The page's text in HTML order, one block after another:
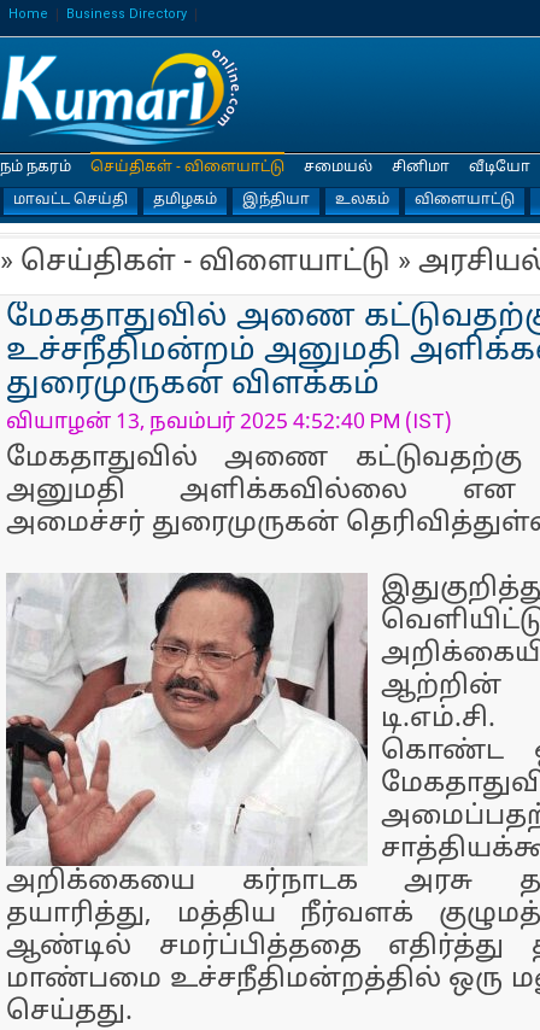
Home Business Directory
நம் நகரம்
செய்திகள் - விளையாட்டு
மாவட்ட செய்தி
தமிழகம் இந்தியா உலகம் விளையாட்டு
சமையல் சினிமா வீடியோ
» செய்திகள் - விளையாட்டு »
மேகதாதுவில் அணை
உச்சநீதிமன்றம் அனுமதி
துரைமுருகன் விளக்கம்
வியாழன் 13, நவம்பர் 2025 4:52:40 PM (IST)
மேகதாதுவில் அணை கட்டுவதற்கு
அனுமதி அளிக்கவில்லை என
அமைச்சர் துரைமுருகன்
ஆற்றின்
கொண்ட
அறிக்கையை கர்நாடக அரசு
தயாரித்து, மத்திய நீர்வளக்
ஆண்டில் சமர்ப்பித்ததை எதிர்த்து
மாண்பமை உச்சநீதிமன்றத்தில் ஒரு
செய்தது.